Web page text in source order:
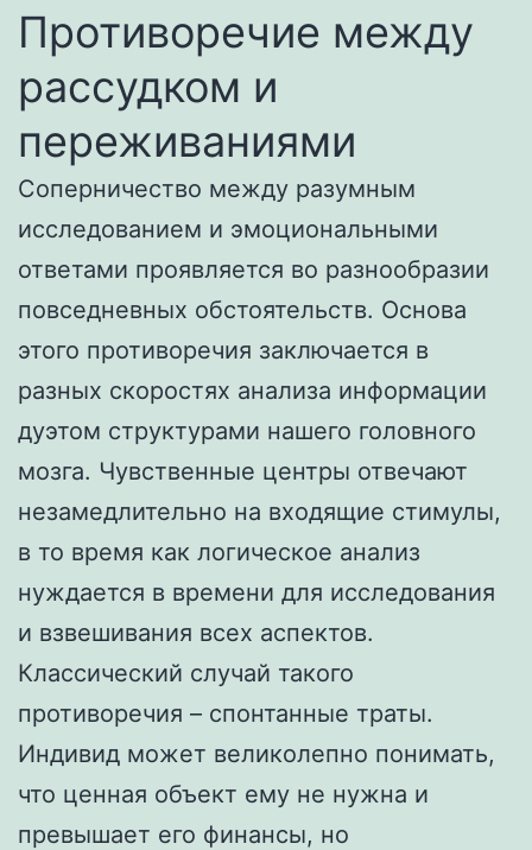
Противоречие между
рассудком и
переживаниями
Соперничество между разумным
исследованием и эмоциональными
ответами проявляется во разнообразии
повседневных обстоятельств. Основа
этого противоречия заключается в
разных скоростях анализа информации
дуэтом структурами нашего головного
мозга. Чувственные центры отвечают
незамедлительно на входящие стимулы,
в то время как логическое анализ
нуждается в времени для исследования
и взвешивания всех аспектов.
Классический случай такого
противоречия – спонтанные траты.
Индивид может великолепно понимать,
что ценная объект ему не нужна и
превышает его финансы, но